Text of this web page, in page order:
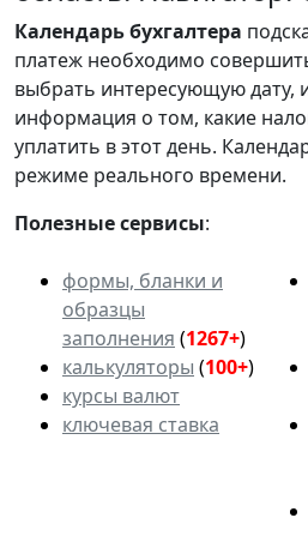
Календарьбухгалтера
платеж необходимо
выбрать интересующую дату,
информация о том, какие
уплатить в этот день.
режиме реального времени.
Полезные сервисы:
формы, бланки и
образцы
заполнения (1267+)
калькуляторы (100+)
курсы валют
ключевая ставка